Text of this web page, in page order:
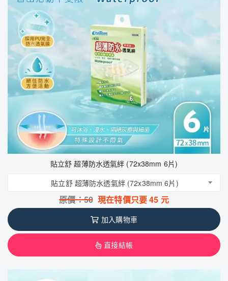
貼立舒 超薄防水透氣絆 (72x38mm 6片)
貼立舒 超薄防水透氣絆 (72x38mm 6片)
原價：50 現在特價只要45 元
加入購物車
直接結帳